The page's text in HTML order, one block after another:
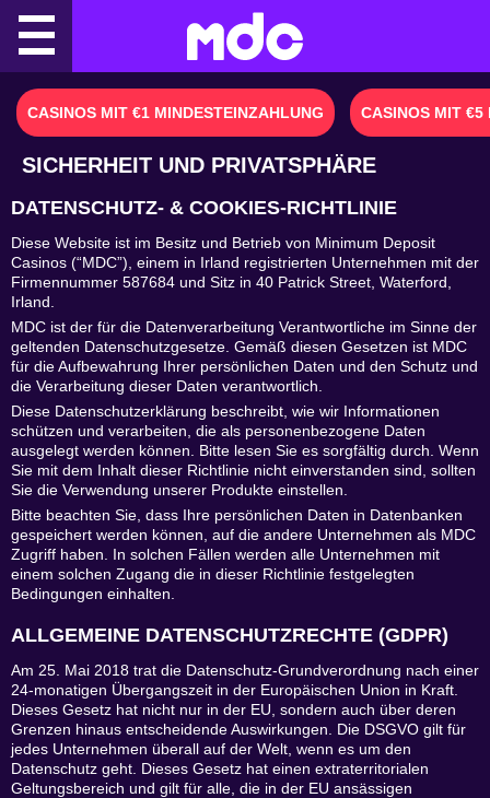
content
CASINOS MIT €1 MINDESTEINZAHLUNG CASINOS MIT €5
SICHERHEIT UND PRIVATSPHÄRE
DATENSCHUTZ- & COOKIES-RICHTLINIE
Diese Website ist im Besitz und Betrieb von Minimum Deposit
Casinos (“MDC”), einem in Irland registrierten Unternehmen mit der
Firmennummer 587684 und Sitz in 40 Patrick Street, Waterford,
Irland.
MDC ist der für die Datenverarbeitung Verantwortliche im Sinne der
geltenden Datenschutzgesetze. Gemäß diesen Gesetzen ist MDC
für die Aufbewahrung Ihrer persönlichen Daten und den Schutz und
die Verarbeitung dieser Daten verantwortlich.
Diese Datenschutzerklärung beschreibt, wie wir Informationen
schützen und verarbeiten, die als personenbezogene Daten
ausgelegt werden können. Bitte lesen Sie es sorgfältig durch. Wenn
Sie mit dem Inhalt dieser Richtlinie nicht einverstanden sind, sollten
Sie die Verwendung unserer Produkte einstellen.
Bitte beachten Sie, dass Ihre persönlichen Daten in Datenbanken
gespeichert werden können, auf die andere Unternehmen als MDC
Zugriff haben. In solchen Fällen werden alle Unternehmen mit
einem solchen Zugang die in dieser Richtlinie festgelegten
Bedingungen einhalten.
ALLGEMEINE DATENSCHUTZRECHTE (GDPR)
Am 25. Mai 2018 trat die Datenschutz-Grundverordnung nach einer
24-monatigen Übergangszeit in der Europäischen Union in Kraft.
Dieses Gesetz hat nicht nur in der EU, sondern auch über deren
Grenzen hinaus entscheidende Auswirkungen. Die DSGVO gilt für
jedes Unternehmen überall auf der Welt, wenn es um den
Datenschutz geht. Dieses Gesetz hat einen extraterritorialen
Geltungsbereich und gilt für alle, die in der EU ansässigen